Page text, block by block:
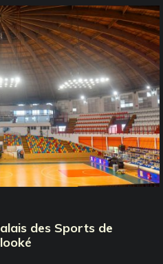
des Sports de